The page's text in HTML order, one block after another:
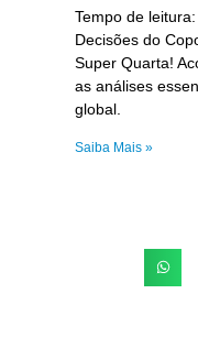
Tempo de leitura:
Decisões do
Super Quarta!
as análises
global.
Saiba Mais »